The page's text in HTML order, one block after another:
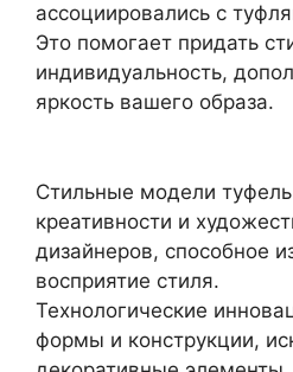
ассоциировались с
Это помогает придать
индивидуальность,
яркость вашего образа.
Стильные модели
креативности и
дизайнеров, способное
восприятие стиля.
Технологические
формы и конструкции,